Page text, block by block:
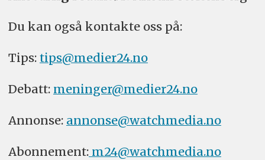
Du kan også kontakte oss på:
Tips: tips@medier24.no
Debatt: meninger@medier24.no
Annonse: annonse@watchmedia.no
Abonnement:m24@watchmedia.no